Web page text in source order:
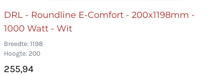
DRL - Roundline E-Comfort - 200x1198mm -
1000 Watt - Wit
Breedte: 1198
Hoogte: 200
255,94